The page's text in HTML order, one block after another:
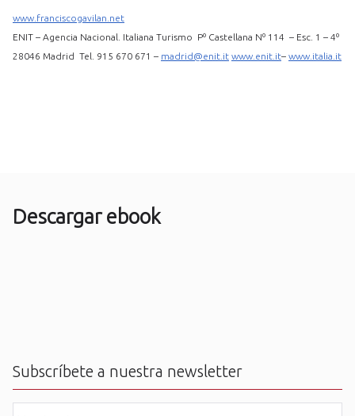
www.franciscogavilan.net
ENIT – Agencia Nacional. Italiana Turismo Pº Castellana Nº 114 – Esc. 1 – 4º
28046 Madrid Tel. 915 670 671 – madrid@enit.it www.enit.it– www.italia.it
Descargar ebook
Subscríbete a nuestra newsletter